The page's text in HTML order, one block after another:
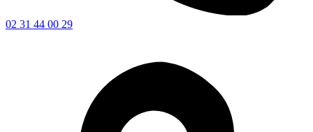
02 31 44 00 29